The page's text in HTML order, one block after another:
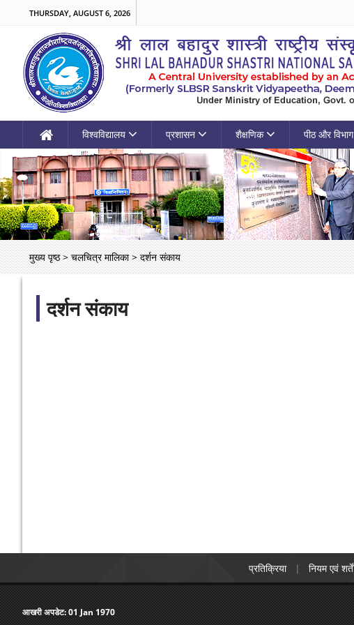
THURSDAY, AUGUST 6, 2026
विश्वविद्यालय प्रशासन शैक्षणिक पीठ और विभाग
मुख्य पृष्ठ > चलचित्र मालिका > दर्शन संकाय
दर्शन संकाय
प्रतिक्रिया नियम एवं शर्तें
आखरी अपडेट:01 Jan 1970